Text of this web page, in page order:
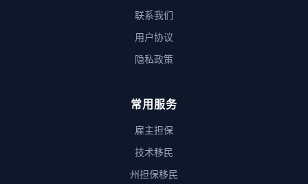
联系我们
用户协议
隐私政策
常用服务
雇主担保
技术移民
州担保移民